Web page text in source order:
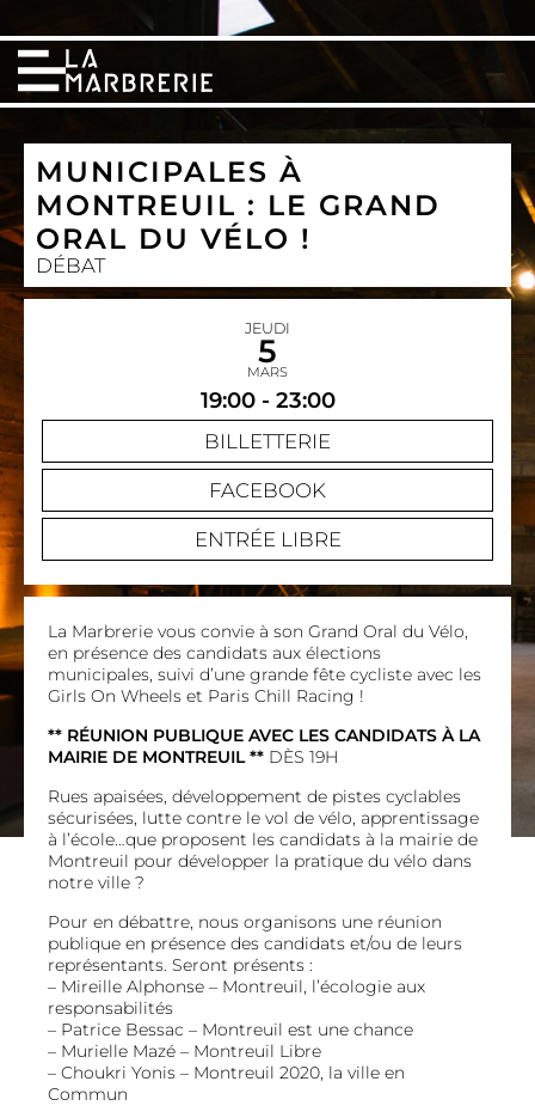
MUNICIPALES À
MONTREUIL : LE GRAND
ORAL DU VÉLO !
DÉBAT
JEUDI
5
MARS
19:00 - 23:00
BILLETTERIE
FACEBOOK
ENTRÉE LIBRE
La Marbrerie vous convie à son Grand Oral du Vélo,
en présence des candidats aux élections
municipales, suivi d’une grande fête cycliste avec les
Girls On Wheels et Paris Chill Racing !
** RÉUNION PUBLIQUE AVEC LES CANDIDATS À LA
MAIRIE DE MONTREUIL ** DÈS 19H
Rues apaisées, développement de pistes cyclables
sécurisées, lutte contre le vol de vélo, apprentissage
à l’école…que proposent les candidats à la mairie de
Montreuil pour développer la pratique du vélo dans
notre ville ?
Pour en débattre, nous organisons une réunion
publique en présence des candidats et/ou de leurs
représentants. Seront présents :
– Mireille Alphonse – Montreuil, l’écologie aux
responsabilités
– Patrice Bessac – Montreuil est une chance
– Murielle Mazé – Montreuil Libre
– Choukri Yonis – Montreuil 2020, la ville en
Commun